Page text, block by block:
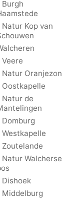
Burgh
Natur Kop van
Veere
Natur Oranjezon
Oostkapelle
Natur de
Domburg
Westkapelle
Zoutelande
Natur Walcherse
Dishoek
Middelburg